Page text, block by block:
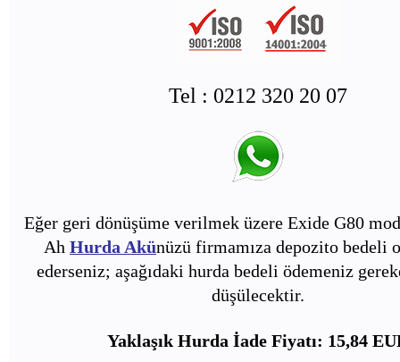
Tel : 0212 320 20 07
Eğer geri dönüşüme verilmek üzere Exide G80
Ah Hurda Akünüzü firmamıza depozito bedeli
ederseniz; aşağıdaki hurda bedeli ödemeniz
düşülecektir.
Yaklaşık Hurda İade Fiyatı: 15,84